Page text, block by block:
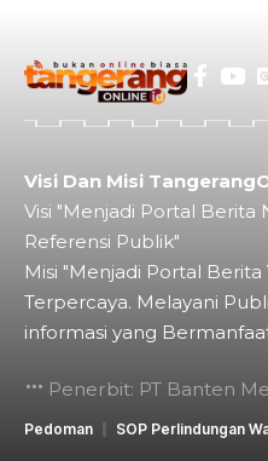
Visi Dan Misi
Visi "Menjadi Portal Berita
Referensi Publik"
Misi "Menjadi Portal
Terpercaya. Melayani
informasi yang
Penerbit: PT Banten
Pedoman SOP Perlindungan